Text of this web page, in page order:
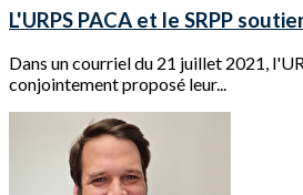
L'URPS PACA et le SRPP
Dans un courriel du 21 juillet 2021,
conjointement proposé leur...